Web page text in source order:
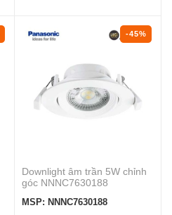
-45%
Downlight âm trần 5W chỉnh
góc NNNC7630188
MSP: NNNC7630188